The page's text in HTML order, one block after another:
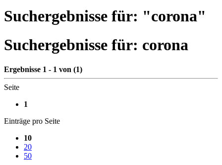
Suchergebnisse für: "corona"
Suchergebnisse für: corona
Ergebnisse 1 - 1 von (1)
Seite
1
Einträge pro Seite
10
20
50